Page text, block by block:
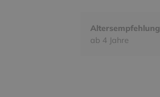
Altersempfehlung
ab 4 Jahre